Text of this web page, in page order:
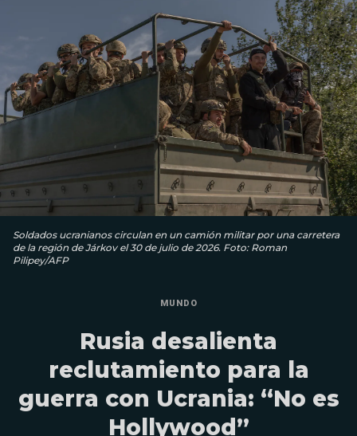
Soldados ucranianos circulan en un camión militar por una carretera
de la región de Járkov el 30 de julio de 2026. Foto: Roman
Pilipey/AFP
MUNDO
Rusia desalienta
reclutamiento para la
guerra con Ucrania: “No es
Hollywood”